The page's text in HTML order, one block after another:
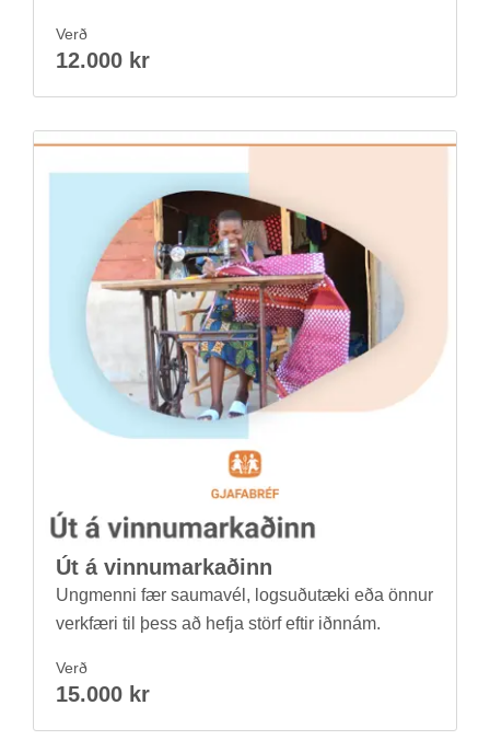
Verð
12.000 kr
Út á vinnu­mark­að­inn
Ung­menni fær sauma­vél, logsuðu­tæki eða önn­ur
verk­færi til þess að hefja störf eft­ir iðn­nám.
Verð
15.000 kr